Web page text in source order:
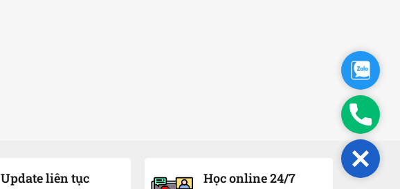
Update liên tục Học online 24/7
Zalo
Phone
Close